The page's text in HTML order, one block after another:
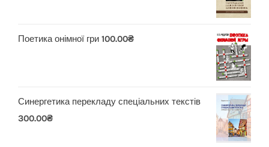
Поетика онімної гри 100.00₴
Синергетика перекладу спеціальних текстів
300.00₴